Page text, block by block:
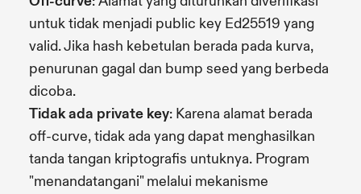
untuk tidak menjadi public key Ed25519 yang
valid. Jika hash kebetulan berada pada kurva,
penurunan gagal dan bump seed yang berbeda
dicoba.
Tidak ada private key: Karena alamat berada
off-curve, tidak ada yang dapat menghasilkan
tanda tangan kriptografis untuknya. Program
"menandatangani" melalui mekanisme